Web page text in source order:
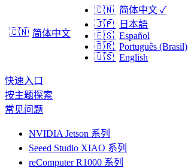
🇨🇳 简体中文
🇨🇳 简体中文 ✓
🇯🇵
日本語
🇪🇸 Español
🇧🇷 Português (Brasil)
🇺🇸 English
快速入口
按主题探索
常见问题
NVIDIA Jetson 系列
Seeed Studio XIAO 系列
reComputer R1000 系列